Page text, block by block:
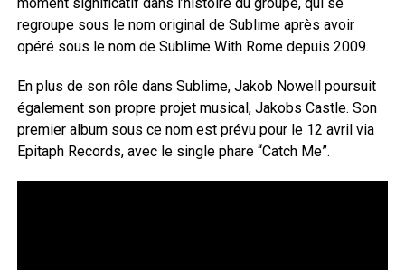
regroupe sous le nom original de Sublime après avoir
opéré sous le nom de Sublime With Rome depuis 2009.
En plus de son rôle dans Sublime, Jakob Nowell poursuit
également son propre projet musical, Jakobs Castle. Son
premier album sous ce nom est prévu pour le 12 avril via
Epitaph Records, avec le single phare “Catch Me”.